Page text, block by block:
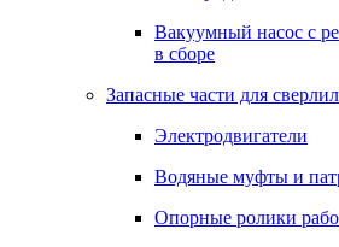
Вакуумный насос с
в сборе
Запасные части для
Электродвигатели
Водяные муфты и
Опорные ролики